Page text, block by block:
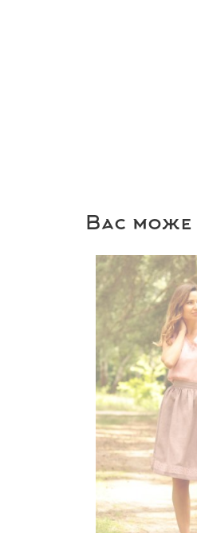
Вас може